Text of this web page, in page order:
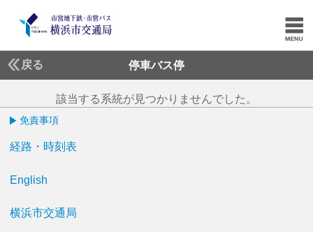
戻る 停車バス停
該当する系統が見つかりませんでした。
免責事項
経路・時刻表
English
横浜市交通局